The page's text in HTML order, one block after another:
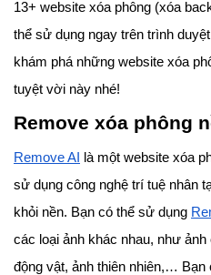
13+ website xóa phông (xóa
thể sử dụng ngay trên trình
khám phá những website xóa
tuyệt vời này nhé!
Remove xóa phông
Remove AI
là một website xóa
sử dụng công nghệ trí tuệ nhân
khỏi nền. Bạn có thể sử dụng
các loại ảnh khác nhau, như
động vật, ảnh thiên nhiên,… Bạn